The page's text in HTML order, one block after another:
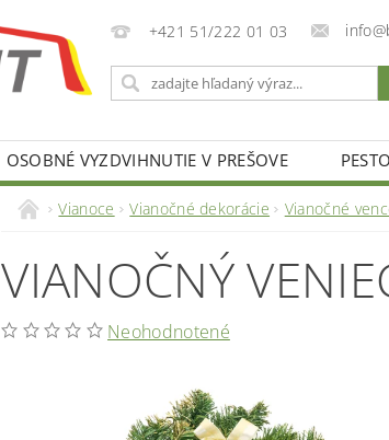
+421 51/222 01 03
OSOBNÉ VYZDVIHNUTIE V PREŠOVE
Vianoce Vianočné dekorácie Vianočné
VIANOČNÝ
Neohodnotené